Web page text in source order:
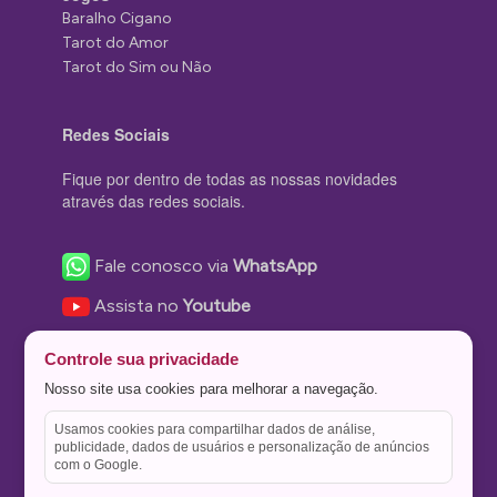
Baralho Cigano
Tarot do Amor
Tarot do Sim ou Não
Redes Sociais
Fique por dentro de todas as nossas novidades
através das redes sociais.
Fale conosco viaWhatsApp
Assista noYoutube
Nos siga no Instagram
Nos siga noTwitter
Salve no
Controle sua privacidade
Nosso site usa cookies para melhorar a navegação.
Usamos cookies para compartilhar dados de análise,
publicidade, dados de usuários e personalização de anúncios
com o Google.